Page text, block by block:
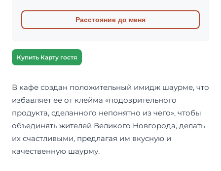
Расстояние до меня
Купить Карту гостя
В кафе создан положительный имидж шаурме, что
избавляет ее от клейма «подозрительного
продукта, сделанного непонятно из чего», чтобы
объединять жителей Великого Новгорода, делать
их счастливыми, предлагая им вкусную и
качественную шаурму.